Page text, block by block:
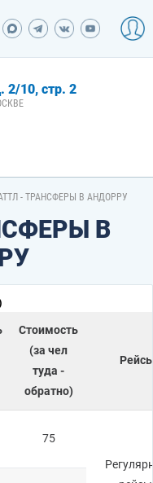
2/10, стр. 2
- ТРАНСФЕРЫ В АНДОРРУ
В
Стоимость
(за чел
туда -
обратно)
75